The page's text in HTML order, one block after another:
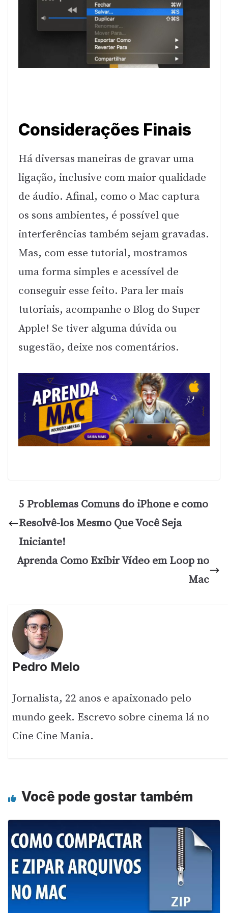
Considerações Finais
Há diversas maneiras de gravar uma
ligação, inclusive com maior qualidade
de áudio. Afinal, como o Mac captura
os sons ambientes, é possível que
interferências também sejam gravadas.
Mas, com esse tutorial, mostramos
uma forma simples e acessível de
conseguir esse feito. Para ler mais
tutoriais, acompanhe o Blog do Super
Apple! Se tiver alguma dúvida ou
sugestão, deixe nos comentários.
5 Problemas Comuns do iPhone e como
Resolvê-los Mesmo Que Você Seja
Iniciante!
Aprenda Como Exibir Vídeo em Loop no
Mac
Pedro Melo
Jornalista, 22 anos e apaixonado pelo
mundo geek. Escrevo sobre cinema lá no
Cine Cine Mania.
Você pode gostar também